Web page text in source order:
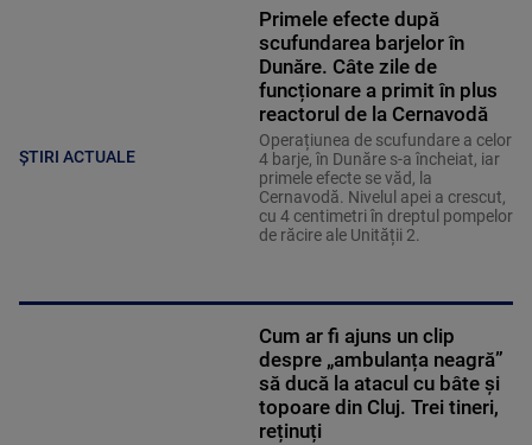
ȘTIRI ACTUALE
Primele efecte după
scufundarea barjelor în
Dunăre. Câte zile de
funcționare a primit în plus
reactorul de la Cernavodă
Operațiunea de scufundare a celor
4 barje, în Dunăre s-a încheiat, iar
primele efecte se văd, la
Cernavodă. Nivelul apei a crescut,
cu 4 centimetri în dreptul pompelor
de răcire ale Unității 2.
Cum ar fi ajuns un clip
despre „ambulanța neagră”
să ducă la atacul cu bâte și
topoare din Cluj. Trei tineri,
reținuți